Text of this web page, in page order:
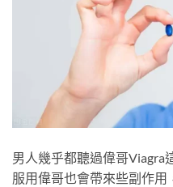
男人幾乎都聽過偉哥Viagra
服用偉哥也會帶來些副作用